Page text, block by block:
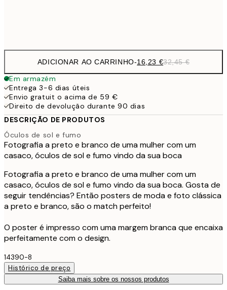
ADICIONAR AO CARRINHO-16,23 €32,45 €
Em armazém
Entrega 3-6 dias úteis
Envio gratuit o acima de 59 €
Direito de devolução durante 90 dias
DESCRIÇÃO DE PRODUTOS
Óculos de sol e fumo
Fotografia a preto e branco de uma mulher com um
casaco, óculos de sol e fumo vindo da sua boca
Fotografia a preto e branco de uma mulher com um
casaco, óculos de sol e fumo vindo da sua boca. Gosta de
seguir tendências? Então posters de moda e foto clássica
a preto e branco, são o match perfeito!
O poster é impresso com uma margem branca que encaixa
perfeitamente com o design.
14390-8
Histórico de preço
Saiba mais sobre os nossos produtos